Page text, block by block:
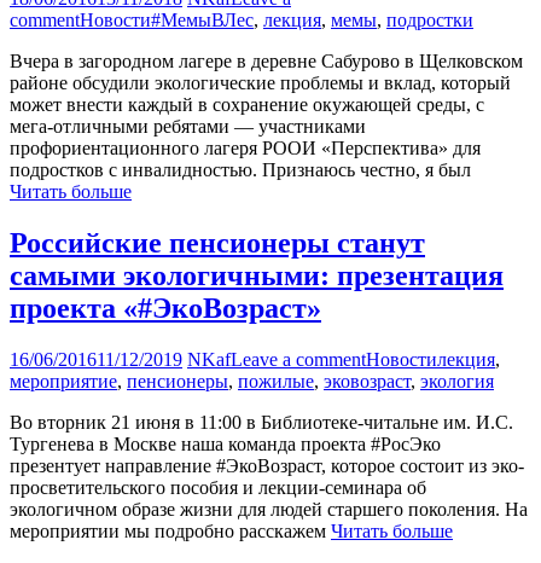
commentНовости#МемыВЛес, лекция, мемы, подростки
Вчера в загородном лагере в деревне Сабурово в Щелковском
районе обсудили экологические проблемы и вклад, который
может внести каждый в сохранение окужающей среды, с
мега-отличными ребятами — участниками
профориентационного лагеря РООИ «Перспектива» для
подростков с инвалидностью. Признаюсь честно, я был
Читать больше
Российские пенсионеры станут
самыми экологичными: презентация
проекта «#ЭкоВозраст»
16/06/201611/12/2019 NKafLeave a commentНовостилекция,
мероприятие, пенсионеры, пожилые, эковозраст, экология
Во вторник 21 июня в 11:00 в Библиотеке-читальне им. И.С.
Тургенева в Москве наша команда проекта #РосЭко
презентует направление #ЭкоВозраст, которое состоит из эко-
просветительского пособия и лекции-семинара об
экологичном образе жизни для людей старшего поколения. На
мероприятии мы подробно расскажем Читать больше